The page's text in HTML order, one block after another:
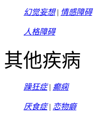
幻觉妄想| 情感障碍
人格障碍
其他疾病
躁狂症| 癫痫
厌食症| 恋物癖